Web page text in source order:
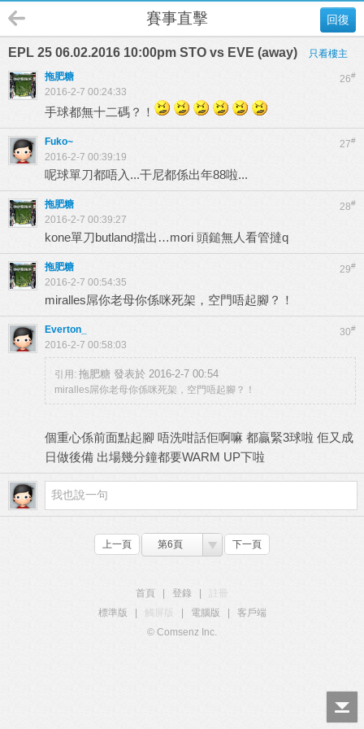
回復
賽事直擊
EPL 25 06.02.2016 10:00pm STO vs EVE (away) 只看樓主
26#
拖肥糖
2016-2-7 00:24:33
手球都無十二碼？！
27#
Fuko~
2016-2-7 00:39:19
呢球單刀都唔入...干尼都係出年88啦...
28#
拖肥糖
2016-2-7 00:39:27
kone單刀butland擋出…mori 頭鎚無人看管撻q
29#
拖肥糖
2016-2-7 00:54:35
miralles屌你老母你係咪死架，空門唔起腳？！
30#
Everton_
2016-2-7 00:58:03
引用: 拖肥糖 發表於 2016-2-7 00:54
miralles屌你老母你係咪死架，空門唔起腳？！
個重心係前面點起腳 唔洗咁話佢啊嘛 都贏緊3球啦 佢又成
日做後備 出場幾分鐘都要WARM UP下啦
上一頁 第6頁 下一頁
首頁 登錄
標準版
觸屏版 電腦版
客戶端
© Comsenz Inc.